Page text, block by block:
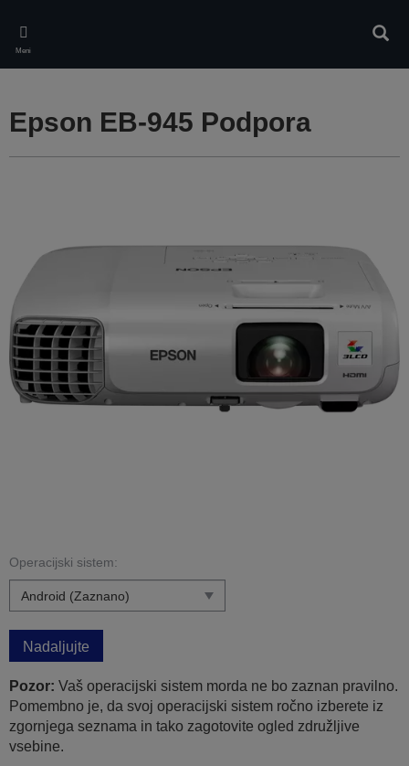
main
content
Meni
Epson EB-945 Podpora
Operacijski sistem:
Nadaljujte
Pozor: Vaš operacijski sistem morda ne bo zaznan pravilno.
Pomembno je, da svoj operacijski sistem ročno izberete iz
zgornjega seznama in tako zagotovite ogled združljive
vsebine.